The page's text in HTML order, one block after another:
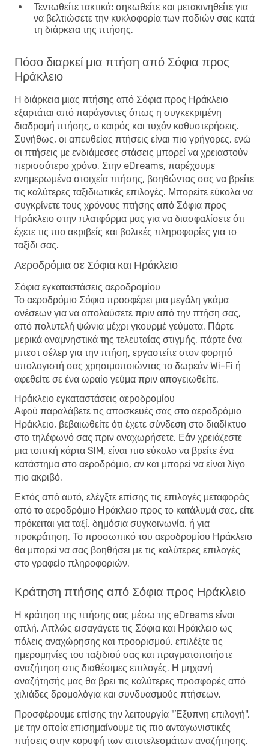
Τεντωθείτε τακτικά: σηκωθείτε και μετακινηθείτε για
να βελτιώσετε την κυκλοφορία των ποδιών σας κατά
τη διάρκεια της πτήσης.
Πόσο διαρκεί μια πτήση από Σόφια προς
Ηράκλειο
Η διάρκεια μιας πτήσης από Σόφια προς Ηράκλειο
εξαρτάται από παράγοντες όπως η συγκεκριμένη
διαδρομή πτήσης, ο καιρός και τυχόν καθυστερήσεις.
Συνήθως, οι απευθείας πτήσεις είναι πιο γρήγορες, ενώ
οι πτήσεις με ενδιάμεσες στάσεις μπορεί να χρειαστούν
περισσότερο χρόνο. Στην eDreams, παρέχουμε
ενημερωμένα στοιχεία πτήσης, βοηθώντας σας να βρείτε
τις καλύτερες ταξιδιωτικές επιλογές. Μπορείτε εύκολα να
συγκρίνετε τους χρόνους πτήσης από Σόφια προς
Ηράκλειο στην πλατφόρμα μας για να διασφαλίσετε ότι
έχετε τις πιο ακριβείς και βολικές πληροφορίες για το
ταξίδι σας.
Αεροδρόμια σε Σόφια και Ηράκλειο
Σόφια εγκαταστάσεις αεροδρομίου
Το αεροδρόμιο Σόφια προσφέρει μια μεγάλη γκάμα
ανέσεων για να απολαύσετε πριν από την πτήση σας,
από πολυτελή ψώνια μέχρι γκουρμέ γεύματα. Πάρτε
μερικά αναμνηστικά της τελευταίας στιγμής, πάρτε ένα
μπεστ σέλερ για την πτήση, εργαστείτε στον φορητό
υπολογιστή σας χρησιμοποιώντας το δωρεάν Wi-Fi ή
αφεθείτε σε ένα ωραίο γεύμα πριν απογειωθείτε.
Ηράκλειο εγκαταστάσεις αεροδρομίου
Αφού παραλάβετε τις αποσκευές σας στο αεροδρόμιο
Ηράκλειο, βεβαιωθείτε ότι έχετε σύνδεση στο διαδίκτυο
στο τηλέφωνό σας πριν αναχωρήσετε. Εάν χρειάζεστε
μια τοπική κάρτα SIM, είναι πιο εύκολο να βρείτε ένα
κατάστημα στο αεροδρόμιο, αν και μπορεί να είναι λίγο
πιο ακριβό.
Εκτός από αυτό, ελέγξτε επίσης τις επιλογές μεταφοράς
από το αεροδρόμιο Ηράκλειο προς το κατάλυμά σας, είτε
πρόκειται για ταξί, δημόσια συγκοινωνία, ή για
προκράτηση. Το προσωπικό του αεροδρομίου Ηράκλειο
θα μπορεί να σας βοηθήσει με τις καλύτερες επιλογές
στο γραφείο πληροφοριών.
Κράτηση πτήσης από Σόφια προς Ηράκλειο
Η κράτηση της πτήσης σας μέσω της eDreams είναι
απλή. Απλώς εισαγάγετε τις Σόφια και Ηράκλειο ως
πόλεις αναχώρησης και προορισμού, επιλέξτε τις
ημερομηνίες του ταξιδιού σας και πραγματοποιήστε
αναζήτηση στις διαθέσιμες επιλογές. Η μηχανή
αναζήτησής μας θα βρει τις καλύτερες προσφορές από
χιλιάδες δρομολόγια και συνδυασμούς πτήσεων.
Προσφέρουμε επίσης την λειτουργία "Έξυπνη επιλογή",
με την οποία επισημαίνουμε τις πιο ανταγωνιστικές
πτήσεις στην κορυφή των αποτελεσμάτων αναζήτησης.